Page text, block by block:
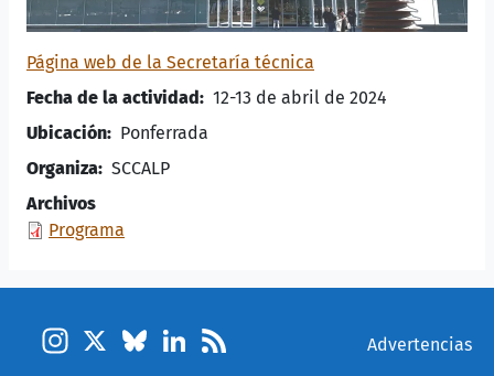
Página web de la Secretaría técnica
Fecha de la actividad
12-13 de abril de 2024
Ubicación
Ponferrada
Organiza
SCCALP
Archivos
Programa
Instagram BlueskyLinkedIn Pie de página
Advertencias